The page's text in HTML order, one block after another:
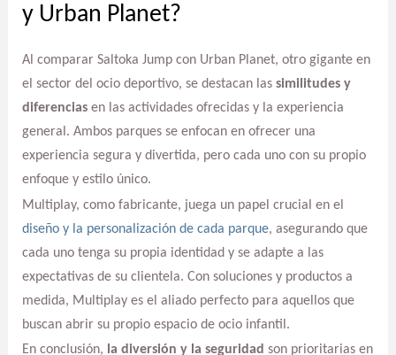
y Urban Planet?
Al comparar Saltoka Jump con Urban Planet, otro gigante en
el sector del ocio deportivo, se destacan las similitudes y
diferenciasen las actividades ofrecidas y la experiencia
general. Ambos parques se enfocan en ofrecer una
experiencia segura y divertida, pero cada uno con su propio
enfoque y estilo único.
Multiplay, como fabricante, juega un papel crucial en el
diseño y la personalización de cada parque, asegurando que
cada uno tenga su propia identidad y se adapte a las
expectativas de su clientela. Con soluciones y productos a
medida, Multiplay es el aliado perfecto para aquellos que
buscan abrir su propio espacio de ocio infantil.
En conclusión, la diversión y la seguridad son prioritarias en